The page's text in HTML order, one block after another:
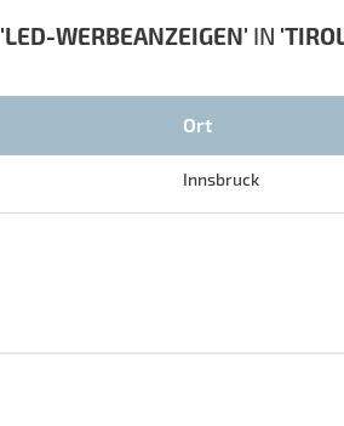
'LED-WERBEANZEIGEN' IN
Ort
Innsbruck